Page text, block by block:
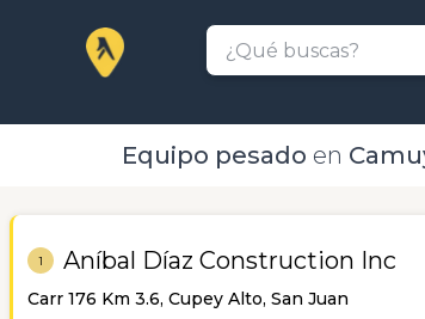
Equipo pesado en
1 Aníbal Díaz Construction Inc
Carr 176 Km 3.6, Cupey Alto, San Juan